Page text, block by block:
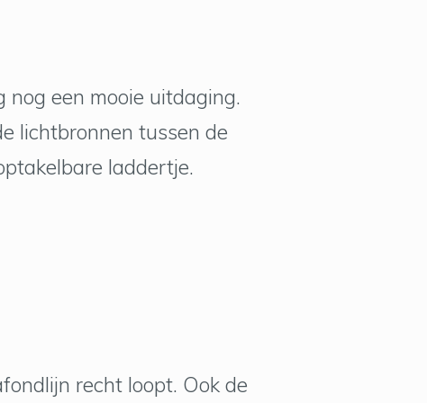
een mooie uitdaging.
lichtbronnen tussen de
laddertje.
recht loopt. Ook de